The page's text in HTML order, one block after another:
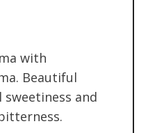
with
Beautiful
and